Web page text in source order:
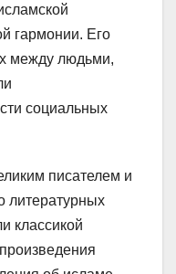
гармонии. Его
между людьми,
социальных
писателем и
литературных
классикой